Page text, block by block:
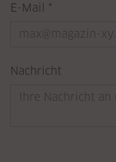
Pflichtfeld
E-Mail *
Nachricht